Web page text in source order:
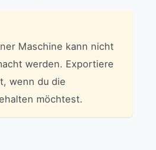
Maschine kann nicht
werden. Exportiere
wenn du die
möchtest.